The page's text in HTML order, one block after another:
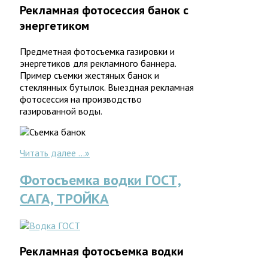
Рекламная фотосессия банок с
энергетиком
Предметная фотосъемка газировки и
энергетиков для рекламного баннера.
Пример съемки жестяных банок и
стеклянных бутылок. Выездная рекламная
фотосессия на производство
газированной воды.
Читать далее ...»
Фотосъемка водки ГОСТ,
САГА, ТРОЙКА
Рекламная фотосъемка водки